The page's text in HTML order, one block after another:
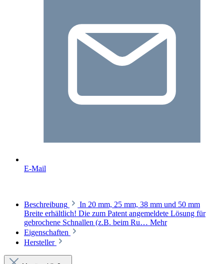
E-Mail
Beschreibung
In 20 mm, 25 mm, 38 mm und 50 mm
Breite erhältlich! Die zum Patent angemeldete Lösung für
gebrochene Schnallen (z.B. beim Ru… Mehr
Eigenschaften
Hersteller